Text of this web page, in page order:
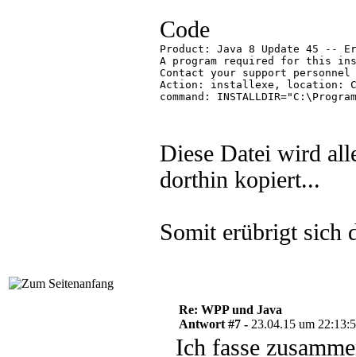
Code
Product: Java 8 Update 45 --
A program required for this
Contact your support personnel
Action: installexe, location:
command:
Diese Datei wird
dorthin kopiert...
Somit erübrigt sich
Re: WPP und Java
Antwort #7 - 23.04.15 um
Ich fasse